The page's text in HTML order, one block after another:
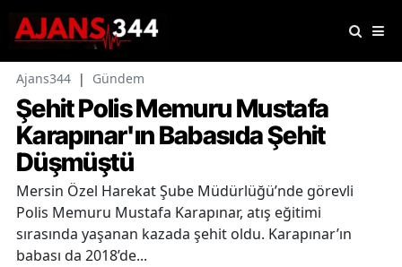
Ajans344 | Gündem
Şehit Polis Memuru Mustafa
Karapınar'ın Babasıda Şehit
Düşmüştü
Mersin Özel Harekat Şube Müdürlüğü’nde görevli
Polis Memuru Mustafa Karapınar, atış eğitimi
sırasında yaşanan kazada şehit oldu. Karapınar’ın
babası da 2018’de...